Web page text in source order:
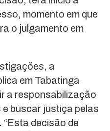
momento em que
o julgamento em
a
em Tabatinga
a responsabilização
buscar justiça pelas
decisão de